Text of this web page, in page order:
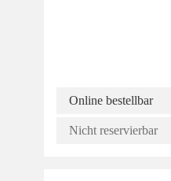
Online bestellbar
Nicht reservierbar